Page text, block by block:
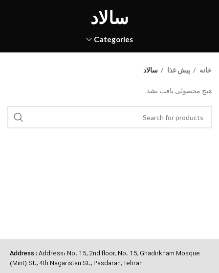
سالاد
Categories
خانه پیش غذا سالاد
هیچ محصولی یافت نشد.
Address : Address: No. 15, 2nd floor, No. 15, Ghadirkham Mosque
(Mint) St., 4th Nagaristan St., Pasdaran, Tehran